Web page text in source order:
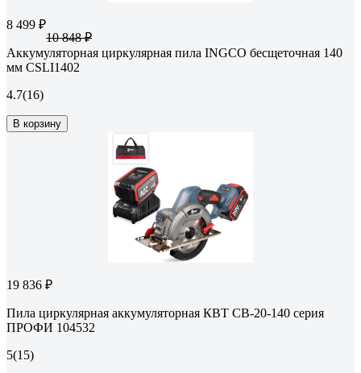
8 499 ₽
10 848 ₽
Аккумуляторная циркулярная пила INGCO бесщеточная 140
мм CSLI1402
4.7(16)
В корзину
19 836 ₽
Пила циркулярная аккумуляторная КВТ CB-20-140 серия
ПРОФИ 104532
5(15)